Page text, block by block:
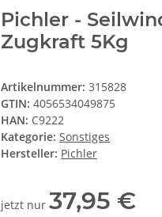
Pichler -
Zugkraft 5Kg
Artikelnummer: 315828
GTIN: 4056534049875
HAN: C9222
Kategorie: Sonstiges
Hersteller: Pichler
jetzt nur 37,95 €